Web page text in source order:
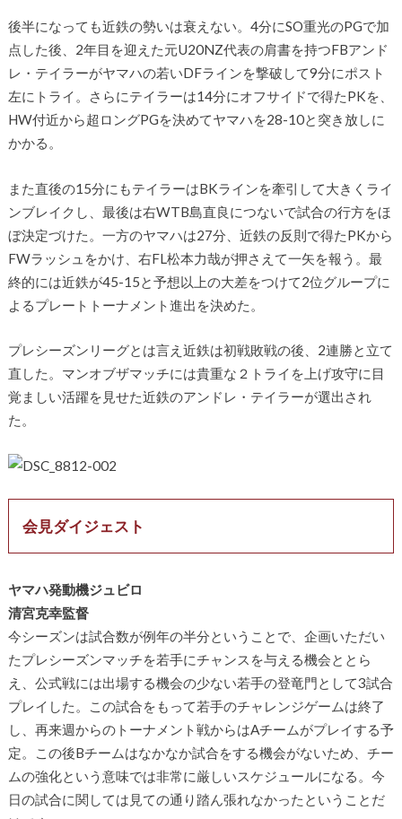
後半になっても近鉄の勢いは衰えない。4分にSO重光のPGで加
点した後、2年目を迎えた元U20NZ代表の肩書を持つFBアンド
レ・テイラーがヤマハの若いDFラインを撃破して9分にポスト
左にトライ。さらにテイラーは14分にオフサイドで得たPKを、
HW付近から超ロングPGを決めてヤマハを28-10と突き放しに
かかる。
また直後の15分にもテイラーはBKラインを牽引して大きくライ
ンブレイクし、最後は右WTB島直良につないで試合の行方をほ
ぼ決定づけた。一方のヤマハは27分、近鉄の反則で得たPKから
FWラッシュをかけ、右FL松本力哉が押さえて一矢を報う。最
終的には近鉄が45-15と予想以上の大差をつけて2位グループに
よるプレートトーナメント進出を決めた。
プレシーズンリーグとは言え近鉄は初戦敗戦の後、2連勝と立て
直した。マンオブザマッチには貴重な２トライを上げ攻守に目
覚ましい活躍を見せた近鉄のアンドレ・テイラーが選出され
た。
会見ダイジェスト
ヤマハ発動機ジュビロ
清宮克幸監督
今シーズンは試合数が例年の半分ということで、企画いただい
たプレシーズンマッチを若手にチャンスを与える機会ととら
え、公式戦には出場する機会の少ない若手の登竜門として3試合
プレイした。この試合をもって若手のチャレンジゲームは終了
し、再来週からのトーナメント戦からはAチームがプレイする予
定。この後Bチームはなかなか試合をする機会がないため、チー
ムの強化という意味では非常に厳しいスケジュールになる。今
日の試合に関しては見ての通り踏ん張れなかったということだ